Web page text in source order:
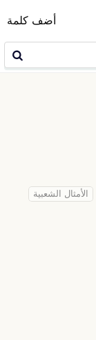
أضف كلمة
الأمثال الشعبية